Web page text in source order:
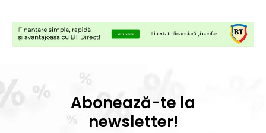
Abonează-te la
newsletter!